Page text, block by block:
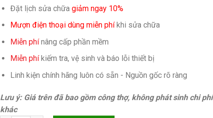
Đặt lịch sửa chữa giảm ngay 10%
Mượn điện thoại dùng miễn phíkhi sửa chữa
Miễn phínâng cấp phần mềm
Miễn phíkiếm tra, vệ sinh và báo lỗi thiết bị
Linh kiện chính hãng luôn có sẵn - Nguồn gốc rõ ràng
Lưu ý: Giá trên đã bao gồm công thợ, không phát sinh chi phí
khác